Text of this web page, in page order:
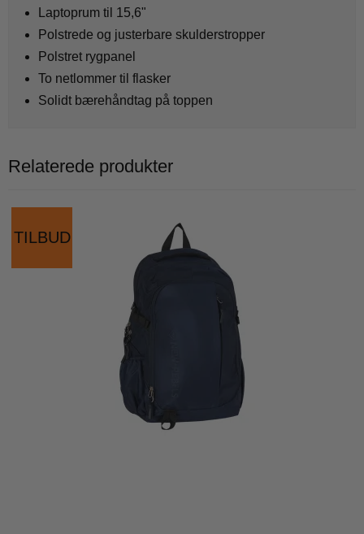
Laptoprum til 15,6"
Polstrede og justerbare skulderstropper
Polstret rygpanel
To netlommer til flasker
Solidt bærehåndtag på toppen
Relaterede produkter
TILBUD